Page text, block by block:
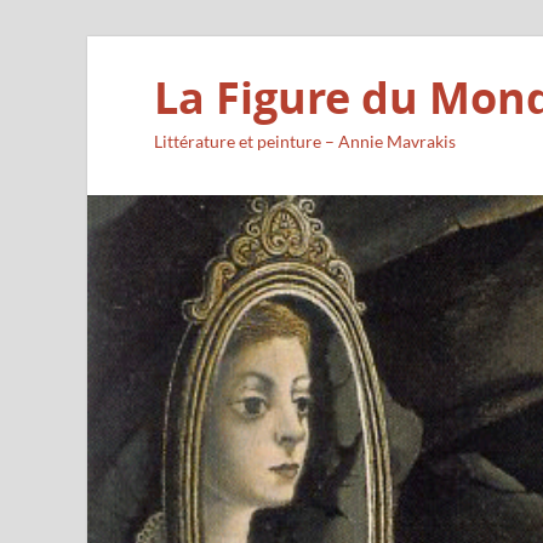
La Figure du
Littérature et peinture – Annie Mavrakis